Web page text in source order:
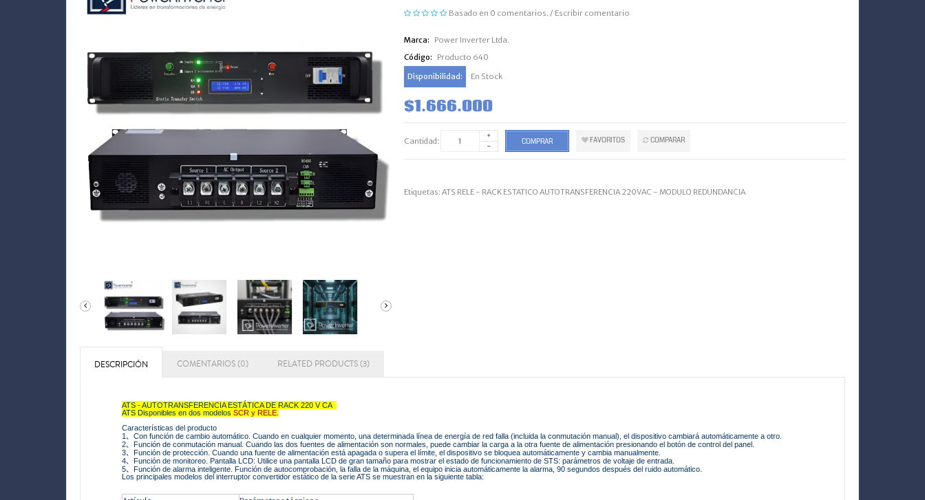
Basado en 0 comentarios. / Escribir comentario
Marca:
Power Inverter Ltda.
Código:
Producto 640
Disponibilidad:
En Stock
$1.666.000
Cantidad: COMPRAR FAVORITOS COMPARAR
Etiquetas: ATS RELE - RACK ESTATICO AUTOTRANSFERENCIA 220VAC - MODULO REDUNDANCIA
DESCRIPCIÓN COMENTARIOS (0) RELATED PRODUCTS (3)
ATS - AUTOTRANSFERENCIA ESTÁTICA DE RACK 220 V CA
ATS Disponibles en dos modelos SCR y RELE.
Características del producto
1、 Con función de cambio automático. Cuando en cualquier momento, una determinada línea de energía de red falla (incluida la conmutación manual), el dispositivo cambiará automáticamente a otro.
2、 Función de conmutación manual. Cuando las dos fuentes de alimentación son normales, puede cambiar la carga a la otra fuente de alimentación presionando el botón de control del panel.
3、 Función de protección. Cuando una fuente de alimentación está apagada o supera el límite, el dispositivo se bloquea automáticamente y cambia manualmente.
4、 Función de monitoreo. Pantalla LCD: Utilice una pantalla LCD de gran tamaño para mostrar el estado de funcionamiento de STS: parámetros de voltaje de entrada.
5、 Función de alarma inteligente. Función de autocomprobación, la falla de la máquina, el equipo inicia automáticamente la alarma, 90 segundos después del ruido automático.
Los principales modelos del interruptor convertidor estático de la serie ATS se muestran en la siguiente tabla: